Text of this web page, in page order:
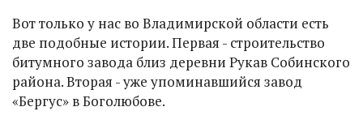
Вот только у нас во Владимирской области есть
две подобные истории. Первая - строительство
битумного завода близ деревни Рукав Собинского
района. Вторая - уже упоминавшийся завод
«Бергус» в Боголюбове.